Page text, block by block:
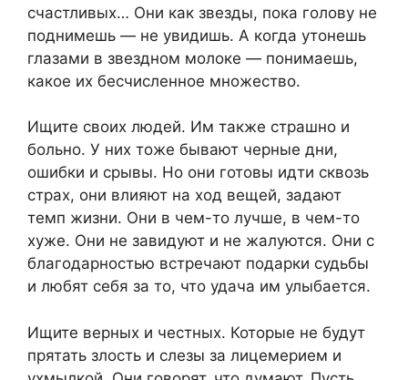
счастливых… Они как звезды, пока голову не
поднимешь — не увидишь. А когда утонешь
глазами в звездном молоке — понимаешь,
какое их бесчисленное множество.
Ищите своих людей. Им также страшно и
больно. У них тоже бывают черные дни,
ошибки и срывы. Но они готовы идти сквозь
страх, они влияют на ход вещей, задают
темп жизни. Они в чем-то лучше, в чем-то
хуже. Они не завидуют и не жалуются. Они с
благодарностью встречают подарки судьбы
и любят себя за то, что удача им улыбается.
Ищите верных и честных. Которые не будут
прятать злость и слезы за лицемерием и